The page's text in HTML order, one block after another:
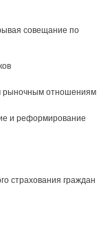
совещание по
рыночным отношениям
и реформирование
страхования граждан